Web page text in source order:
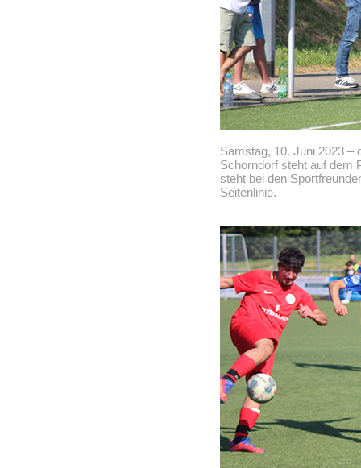
Samstag, 10. Juni 2023 –
Schorndorf steht auf dem
steht bei den
Seitenlinie.